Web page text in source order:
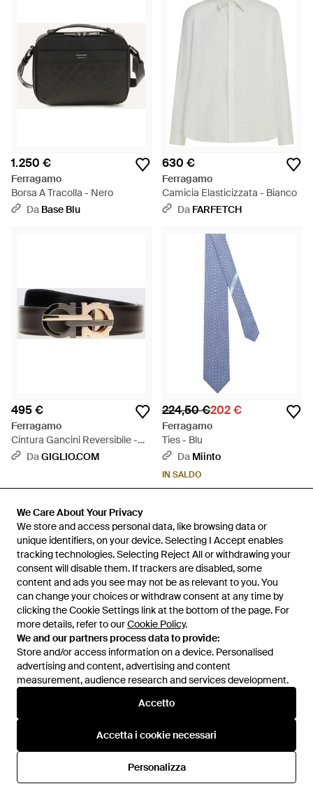
We Care About Your Privacy
We store and access personal data, like browsing data or
unique identifiers, on your device. Selecting I Accept enables
tracking technologies. Selecting Reject All or withdrawing your
consent will disable them. If trackers are disabled, some
content and ads you see may not be as relevant to you. You
can change your choices or withdraw consent at any time by
clicking the Cookie Settings link at the bottom of the page. For
more details, refer to ourCookie Policy.
We and our partners process data to provide:
Store and/or access information on a device. Personalised
advertising and content, advertising and content
measurement, audience research and services development.
Accetto
Accetta i cookie necessari
Personalizza
We Care About Your Privacy
We store and access personal data, like browsing data or
unique identifiers, on your device. Selecting I Accept enables
tracking technologies. Selecting Reject All or withdrawing your
consent will disable them. If trackers are disabled, some
content and ads you see may not be as relevant to you. You
can change your choices or withdraw consent at any time by
clicking the Cookie Settings link at the bottom of the page. For
more details, refer to ourCookie Policy.
We and our partners process data to provide:
Store and/or access information on a device. Personalised
advertising and content, advertising and content
measurement, audience research and services development.
Accetto
Accetta i cookie necessari
Personalizza
1.250 €
Ferragamo
Borsa A Tracolla - Nero
Da Base Blu
630 €
Ferragamo
Camicia Elasticizzata - Bianco
Da FARFETCH
495 €
Ferragamo
Cintura Gancini Reversibile -
Bianco
DaGIGLIO.COM
224,50 €202 €
Ferragamo
Ties - Blu
Da Miinto
IN SALDO
224,50 €202 €
Ferragamo
472,50 €
Ferragamo
Belts - Nero